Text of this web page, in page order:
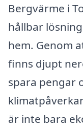
Bergvärme i
hållbar
hem. Genom
finns djupt
spara pengar
är inte bara